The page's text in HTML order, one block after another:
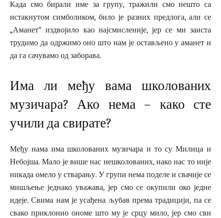
Када смо бирали име за групу, тражили смо нешто са
истакнутом симболиком, било је разних предлога, али се
„Аманет“ издвојило као најсмисленије, јер се ми заиста
трудимо да одржимо оно што нам је остављено у аманет и
да га сачувамо од заборава.
Има ли међу вама школованих
музичара? Ако нема – како сте
учили да свирате?
Међу нама има школованих музичара и то су Милица и
Небојша. Мало је више нас нешколованих, иако нас то није
никада омело у стварању. У групи нема поделе и свачије се
мишљење једнако уважава, јер смо се окупили око једне
идеје. Свима нам је усађена љубав према традицији, па се
свако приклонио ономе што му је срцу мило, јер смо сви